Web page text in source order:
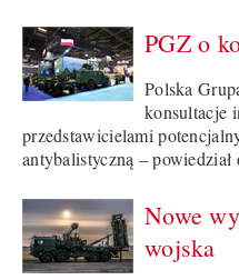
PGZ o
Polska
konsultacje
przedstawicielami
antybalistyczną – powiedział
Nowe
wojska